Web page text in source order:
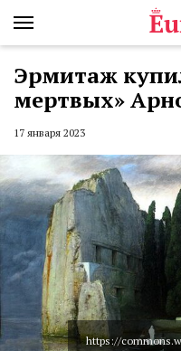
Эрмитаж
мертвых»
17 января 2023
https://